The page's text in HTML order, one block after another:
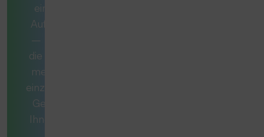
eine komplexe
Aufgabe handelt
– manchmal ist
die ideale Lösung
mehr als nur ein
einzelnes Produkt.
Gemeinsam mit
Ihnen entwickeln